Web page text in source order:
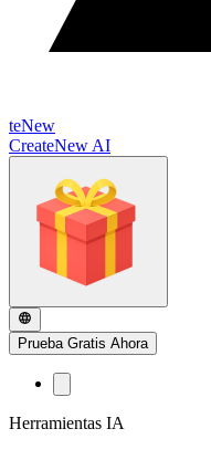
teNew
CreateNew AI
Prueba Gratis Ahora
Herramientas IA